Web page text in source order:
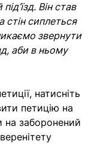
Він став
стін сиплеться
звернути
аби в ньому
натисніть
петицію на
на заборонений